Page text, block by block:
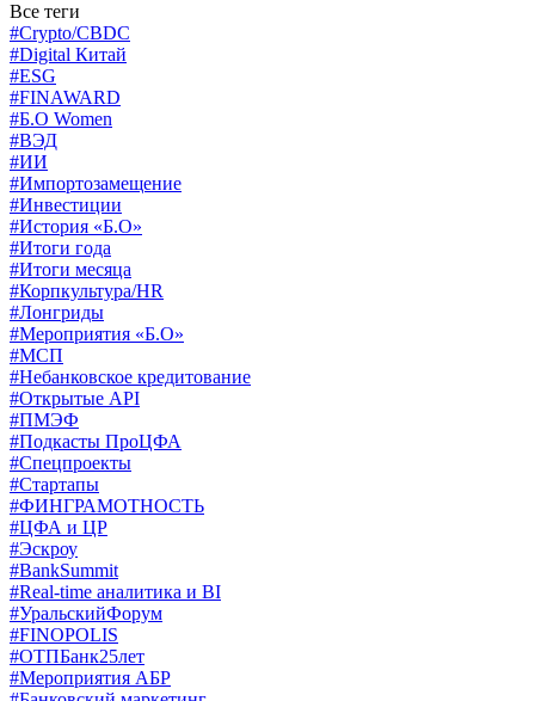
Все теги
#Crypto/CBDC
#Digital Китай
#ESG
#FINAWARD
#Б.О Women
#ВЭД
#ИИ
#Импортозамещение
#Инвестиции
#История «Б.О»
#Итоги года
#Итоги месяца
#Корпкультура/HR
#Лонгриды
#Мероприятия «Б.О»
#МСП
#Небанковское кредитование
#Открытые API
#ПМЭФ
#Подкасты ПроЦФА
#Спецпроекты
#Стартапы
#ФИНГРАМОТНОСТЬ
#ЦФА и ЦР
#Эскроу
#BankSummit
#Real-time аналитика и BI
#УральскийФорум
#FINOPOLIS
#ОТПБанк25лет
#Мероприятия АБР